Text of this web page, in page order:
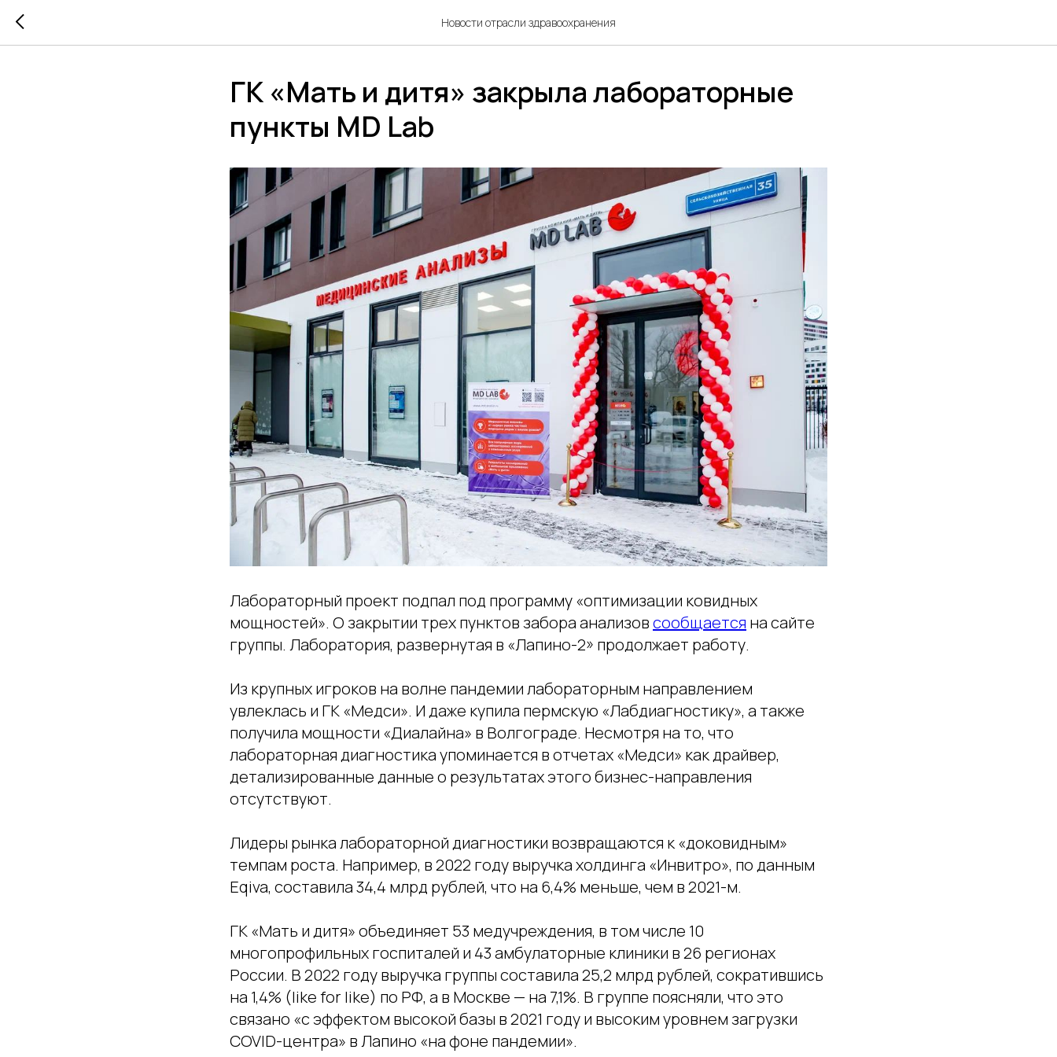
Новости отрасли здравоохранения
ГК «Мать и дитя» закрыла лабораторные
пункты MD Lab
Лабораторный проект подпал под программу «оптимизации ковидных
мощностей». О закрытии трех пунктов забора анализовсообщается на сайте
группы. Лаборатория, развернутая в «Лапино-2» продолжает работу.
Из крупных игроков на волне пандемии лабораторным направлением
увлеклась и ГК «Медси». И даже купила пермскую «Лабдиагностику», а также
получила мощности «Диалайна» в Волгограде. Несмотря на то, что
лабораторная диагностика упоминается в отчетах «Медси» как драйвер,
детализированные данные о результатах этого бизнес-направления
отсутствуют.
Лидеры рынка лабораторной диагностики возвращаются к «доковидным»
темпам роста. Например, в 2022 году выручка холдинга «Инвитро», по данным
Eqiva, составила 34,4 млрд рублей, что на 6,4% меньше, чем в 2021-м.
ГК «Мать и дитя» объединяет 53 медучреждения, в том числе 10
многопрофильных госпиталей и 43 амбулаторные клиники в 26 регионах
России. В 2022 году выручка группы составила 25,2 млрд рублей, сократившись
на 1,4% (like for like) по РФ, а в Москве — на 7,1%. В группе поясняли, что это
связано «с эффектом высокой базы в 2021 году и высоким уровнем загрузки
COVID-центра» в Лапино «на фоне пандемии».